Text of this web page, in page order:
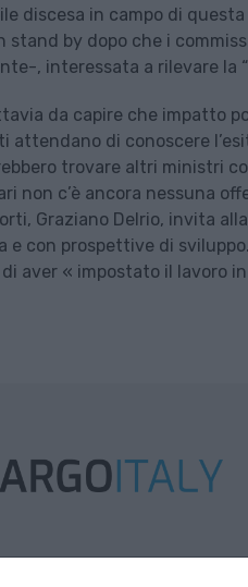
discesa in campo di
stand by dopo che i
, interessata a rilevare la
da capire che impatto
attendano di conoscere
trovare altri ministri
non c’è ancora nessuna
Graziano Delrio, invita
e con prospettive di
aver « impostato il lavoro